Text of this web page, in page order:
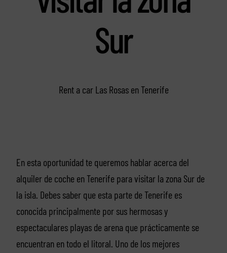
Sur
Rent a car Las Rosas en Tenerife
En esta oportunidad te queremos hablar acerca del
alquiler de coche en Tenerife para visitar la zona Sur de
la isla. Debes saber que esta parte de Tenerife es
conocida principalmente por sus hermosas y
espectaculares playas de arena que prácticamente se
encuentran en todo el litoral. Uno de los mejores